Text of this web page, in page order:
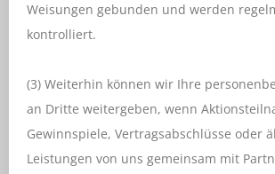
Weisungen gebunden und werden
kontrolliert.
(3) Weiterhin können wir Ihre
an Dritte weitergeben, wenn
Gewinnspiele, Vertragsabschlüsse oder
Leistungen von uns gemeinsam mit